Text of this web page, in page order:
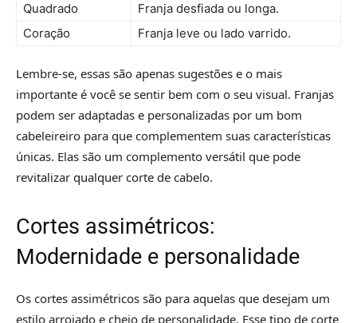
Quadrado
Franja desfiada ou longa.
Coração
Franja leve ou lado varrido.
Lembre-se, essas são apenas sugestões e o mais
importante é você se sentir bem com o seu visual. Franjas
podem ser adaptadas e personalizadas por um bom
cabeleireiro para que complementem suas características
únicas. Elas são um complemento versátil que pode
revitalizar qualquer corte de cabelo.
Cortes assimétricos:
Modernidade e personalidade
Os cortes assimétricos são para aquelas que desejam um
estilo arrojado e cheio de personalidade. Esse tipo de corte